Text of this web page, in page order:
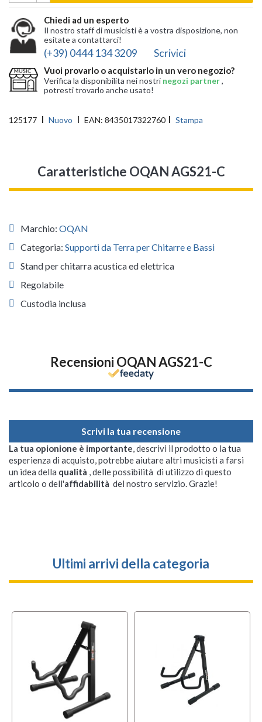
Chiedi ad un esperto
Il nostro staff di musicisti è a vostra disposizione, non
esitate a contattarci!
(+39) 0444 134 3209 Scrivici
Vuoi provarlo o acquistarlo in un vero negozio?
Verifica la disponibilita nei nostri negozi partner,
potresti trovarlo anche usato!
125177 Nuovo EAN: 8435017322760 Stampa
Caratteristiche OQAN AGS21-C
Marchio: OQAN
Categoria: Supporti da Terra per Chitarre e Bassi
Stand per chitarra acustica ed elettrica
Regolabile
Custodia inclusa
Recensioni OQAN AGS21-C
Scrivi la tua recensione
La tua opionione è importante, descrivi il prodotto o la tua
esperienza di acquisto, potrebbe aiutare altri musicisti a farsi
un idea della qualità , delle possibilità di utilizzo di questo
articolo o dell'affidabilità del nostro servizio. Grazie!
Ultimi arrivi della categoria